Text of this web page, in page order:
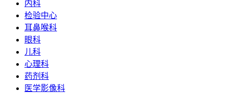
内科
检验中心
耳鼻喉科
眼科
儿科
心理科
药剂科
医学影像科